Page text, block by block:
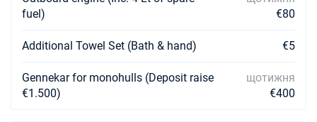
fuel)
€80
Additional Towel Set (Bath & hand) €5
Gennekar for monohulls (Deposit raise
€1.500)
щотижня
€400